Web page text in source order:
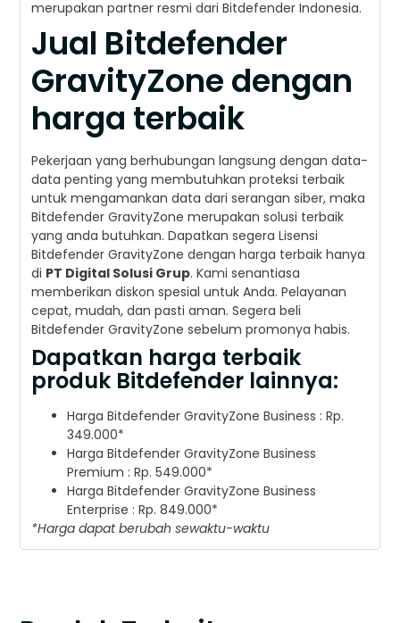
merupakan partner resmi dari Bitdefender Indonesia.
Jual Bitdefender
GravityZone dengan
harga terbaik
Pekerjaan yang berhubungan langsung dengan data-
data penting yang membutuhkan proteksi terbaik
untuk mengamankan data dari serangan siber, maka
Bitdefender GravityZone merupakan solusi terbaik
yang anda butuhkan. Dapatkan segera Lisensi
Bitdefender GravityZone dengan harga terbaik hanya
di PT Digital Solusi Grup. Kami senantiasa
memberikan diskon spesial untuk Anda. Pelayanan
cepat, mudah, dan pasti aman. Segera beli
Bitdefender GravityZone sebelum promonya habis.
Dapatkan harga terbaik
produk Bitdefender lainnya:
Harga Bitdefender GravityZone Business : Rp.
349.000*
Harga Bitdefender GravityZone Business
Premium : Rp. 549.000*
Harga Bitdefender GravityZone Business
Enterprise : Rp. 849.000*
*Harga dapat berubah sewaktu-waktu